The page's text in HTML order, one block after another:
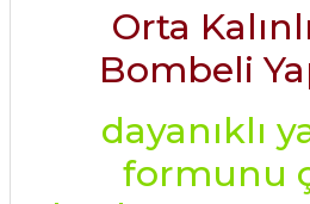
Orta
Bombeli
dayanıklı
formunu